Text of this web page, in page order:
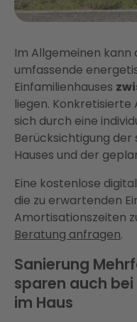
Im Allgemeinen
umfassende
Einfamilienhauses
liegen.
sich durch eine
Berücksichtigung der
Hauses und der
Eine kostenlose
die zu erwartenden
Amortisationszeiten
Beratung anfragen.
Sanierung
sparen auch
im Haus